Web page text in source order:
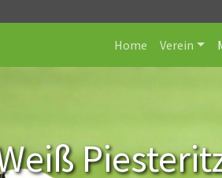
Home Verein